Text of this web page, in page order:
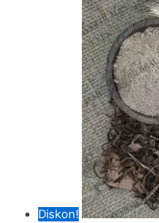
Diskon!